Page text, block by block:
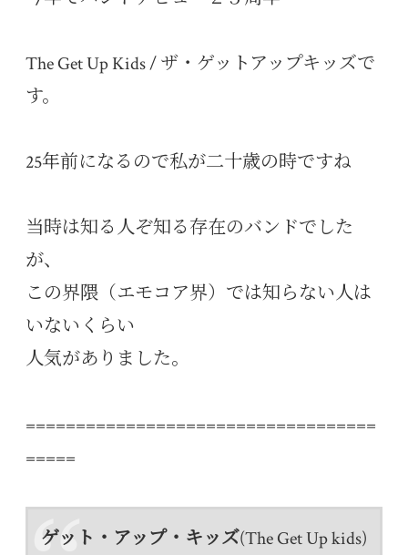
The Get Up Kids / ザ・ゲットアップキッズで
す。
25年前になるので私が二十歳の時ですね
当時は知る人ぞ知る存在のバンドでした
が、
この界隈（エモコア界）では知らない人は
いないくらい
人気がありました。
===================================
=====
ゲット・アップ・キッズ(The Get Up kids)